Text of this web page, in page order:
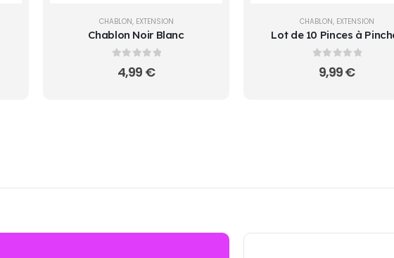
CHABLON, EXTENSION
Chablon Noir Blanc
sur 5
4,99 €
CHABLON, EXTENSION
Lot de 10 Pinces à
Pro pour Ongles | C-
sur 5
9,99€